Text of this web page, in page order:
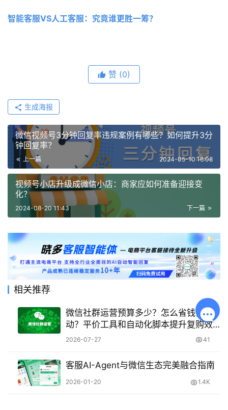
智能客服VS人工客服：究竟谁更胜一筹？
赞 (0)
生成海报
微信视频号3分钟回复率违规案例有哪些？如何提升3分
钟回复率？
上一篇 2024-05-10 16:08
视频号小店升级成微信小店：商家应如何准备迎接变
化？
下一篇
2024-08-20 11:43
相关推荐
微信社群运营预算多少？怎么省钱做活
动？平价工具和自动化脚本提升复购效
率！
2026-07-27 41
客服AI-Agent与微信生态完美融合指南
2026-01-20 1.4K